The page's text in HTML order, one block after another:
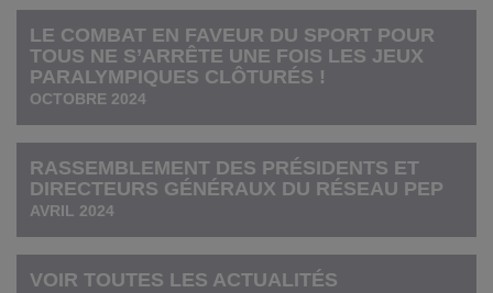
LE COMBAT EN FAVEUR DU SPORT POUR
TOUS NE S’ARRÊTE UNE FOIS LES JEUX
PARALYMPIQUES CLÔTURÉS !
OCTOBRE 2024
RASSEMBLEMENT DES PRÉSIDENTS ET
DIRECTEURS GÉNÉRAUX DU RÉSEAU PEP
AVRIL 2024
VOIR TOUTES LES ACTUALITÉS